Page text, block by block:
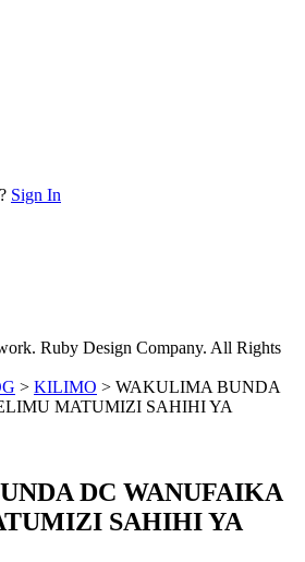
Sign In
Ruby Design Company. All Rights
> KILIMO > WAKULIMA BUNDA
MATUMIZI SAHIHI YA
DC WANUFAIKA
SAHIHI YA